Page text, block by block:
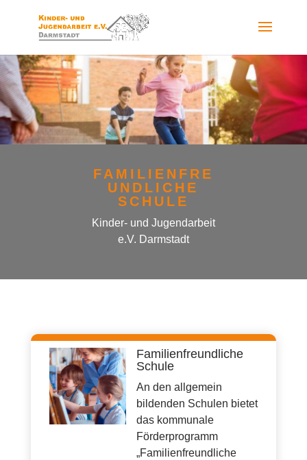
FAMILIENFRE
UNDLICHE
SCHULE
Kinder- und Jugendarbeit
e.V. Darmstadt
Familienfreundliche
Schule
An den allgemein
bildenden Schulen bietet
das kommunale
Förderprogramm
„Familienfreundliche